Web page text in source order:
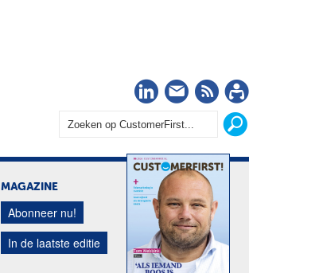
LinkedIn
Nieuwsbrief
RSS
MAGAZINE
Abonneer nu!
In de laatste editie